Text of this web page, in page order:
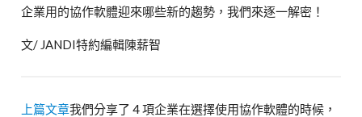
企業用的協作軟體迎來哪些新的趨勢，我們來逐一解密！
文/ JANDI特約編輯陳薪智
上篇文章我們分享了 4 項企業在選擇使用協作軟體的時候，